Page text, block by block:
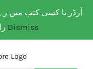
آرڈر یا کسی کتب میں
Dismiss
Rate:200